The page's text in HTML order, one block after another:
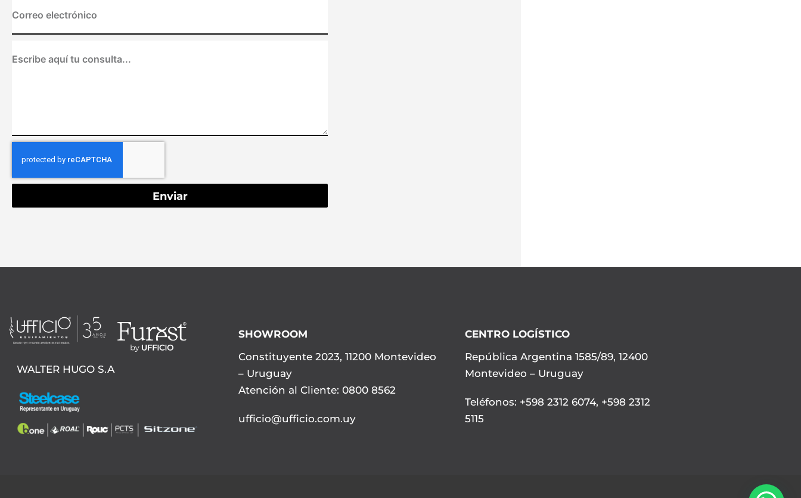
Enviar
WALTER HUGO S.A
SHOWROOM
Constituyente 2023, 11200 Montevideo
– Uruguay
Atención al Cliente: 0800 8562
ufficio@ufficio.com.uy
CENTRO LOGÍSTICO
República Argentina 1585/89, 12400
Montevideo – Uruguay
Teléfonos: +598 2312 6074, +598 2312
5115